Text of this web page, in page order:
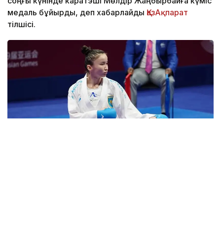
медаль бұйырды, деп хабарлайды ҚазАқпарат
тілшісі.